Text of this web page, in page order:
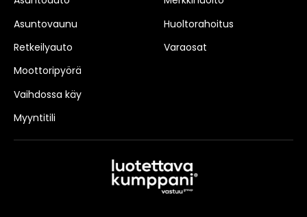
Asuntovaunu
Retkeilyauto
Moottoripyörä
Vaihdossa käy
Myyntitili
Huoltorahoitus
Varaosat